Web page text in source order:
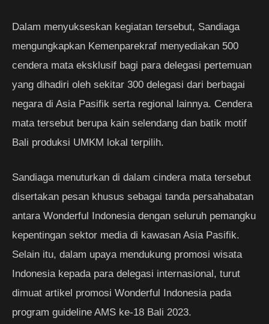
Dalam menyukseskan kegiatan tersebut, Sandiaga
mengungkapkan Kemenparekraf menyediakan 500
cendera mata eksklusif bagi para delegasi pertemuan
yang dihadiri oleh sekitar 300 delegasi dari berbagai
negara di Asia Pasifik serta regional lainnya. Cendera
mata tersebut berupa kain selendang dan batik motif
Bali produksi UMKM lokal terpilih.
Sandiaga menuturkan di dalam cindera mata tersebut
disertakan pesan khusus sebagai tanda persahabatan
antara Wonderful Indonesia dengan seluruh pemangku
kepentingan sektor media di kawasan Asia Pasifik.
Selain itu, dalam upaya mendukung promosi wisata
Indonesia kepada para delegasi internasional, turut
dimuat artikel promosi Wonderful Indonesia pada
program guideline AMS ke-18 Bali 2023.